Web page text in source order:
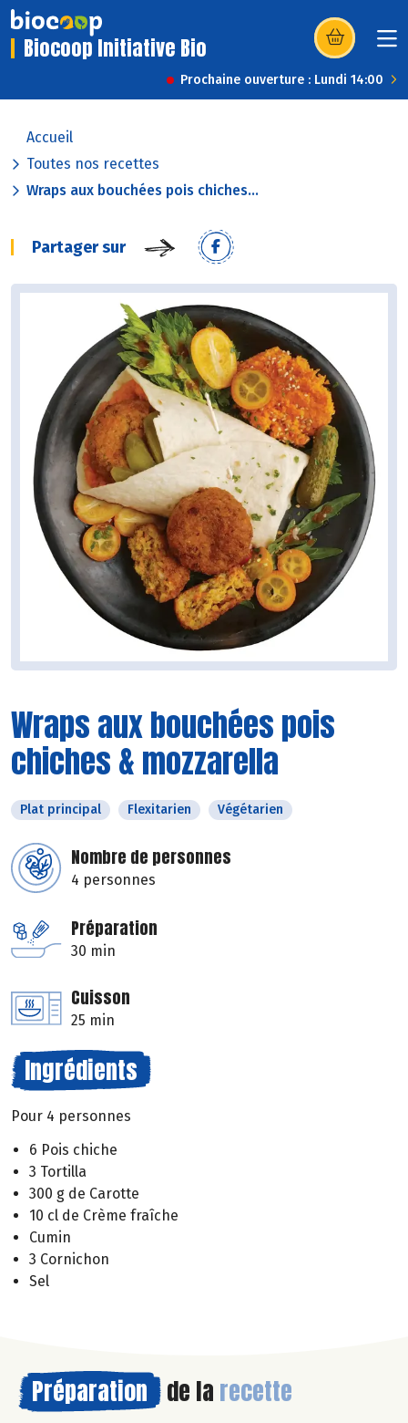
Biocoop Initiative Bio (s’ouvre dans
Prochaine ouverture : Lundi 14:00
Accueil
Toutes nos recettes
Wraps aux bouchées pois chiches...
Partager sur
Wraps aux bouchées pois
chiches & mozzarella
Plat principal Flexitarien Végétarien
Nombre de personnes
4 personnes
Préparation
30 min
Cuisson
25 min
Ingrédients
Pour 4 personnes
6 Pois chiche
3 Tortilla
300 g de Carotte
10 cl de Crème fraîche
Cumin
3 Cornichon
Sel
Préparation de la recette